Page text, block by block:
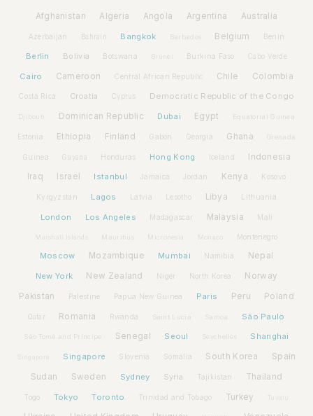
Afghanistan Algeria Angola Argentina Australia
Azerbaijan Bahrain Bangkok Barbados Belgium Benin
Berlin Bolivia Botswana Brunei Burkina Faso Cabo Verde
Cairo Cameroon Central African Republic Chile Colombia
Costa Rica Croatia Cyprus Democratic Republic of the Congo
Djibouti Dominican Republic Dubai Egypt Equatorial Guinea
Estonia Ethiopia Finland Gabon Georgia Ghana Grenada
Guinea Guyana Honduras Hong Kong Iceland Indonesia
Iraq Israel Istanbul Jamaica Jordan Kenya Kosovo
Kyrgyzstan Lagos Latvia Lesotho Libya Lithuania
London Los Angeles Madagascar Malaysia Mali
Mauritius Micronesia Monaco Montenegro
Moscow Mozambique Mumbai Namibia Nepal
New York New Zealand Niger North Korea Norway
Pakistan Palestine Papua New Guinea Paris Peru Poland
Qatar Romania Rwanda Saint Lucia Samoa São Paulo
São Tomé and Príncipe Senegal Seoul Seychelles Shanghai
Singapore Slovenia Somalia South Korea Spain
Sudan Sweden Sydney Syria Tajikistan Thailand
Togo Tokyo Toronto Trinidad and Tobago Turkey Tuvalu